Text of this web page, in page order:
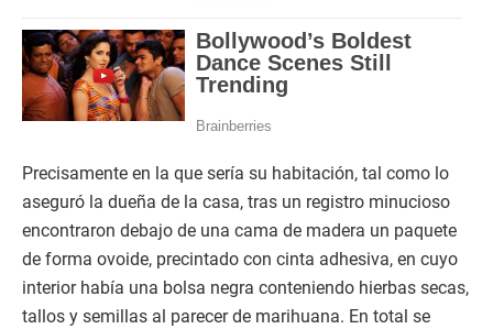
Precisamente en la que sería su habitación, tal como lo
aseguró la dueña de la casa, tras un registro minucioso
encontraron debajo de una cama de madera un paquete
de forma ovoide, precintado con cinta adhesiva, en cuyo
interior había una bolsa negra conteniendo hierbas secas,
tallos y semillas al parecer de marihuana. En total se